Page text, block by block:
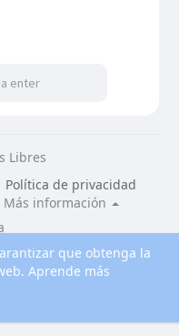
que obtenga la
Aprende más
Libres
Política de privacidad
Más información